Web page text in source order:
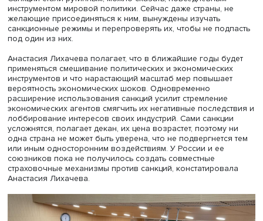
компаний, заподозренных в связях с ними.
В 2000-е годы санкции переформатировали: в США
созданы финансовая разведка и специальные органы
переформатирование совпало с ростом
возможностей для прослеживания международной
экономической деятельности и транзакций. Стало
что для санкционного давления на страну даже
военного и экономического потенциала или на
террористическую организацию недостаточно усилий
государства, нужна коалиция. В 2010-е годы
санкций расширяется: усиливается прессинг в
Ирана, расширяется программа против Китая, а с 2013-
особенно с 2014 года — и против России. Интересно,
в прошлом году число подвергнутых санкциям
Санкции стали рутинным, можно сказать, повседневным
инструментом мировой политики. Сейчас даже страны,